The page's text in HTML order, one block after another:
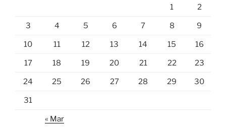
1 2
3 4 5 6 7 8 9
10 11 12 13 14 15 16
17 18 19 20 21 22 23
24 25 26 27 28 29 30
31
« Mar